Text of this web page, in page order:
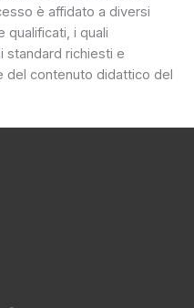
è affidato a diversi
qualificati, i quali
standard richiesti e
del contenuto didattico del